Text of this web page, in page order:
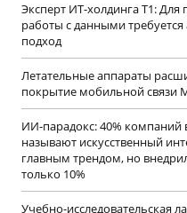
Эксперт ИТ-холдинга Т1:
работы с данными требуется
подход
Летательные аппараты
покрытие мобильной связи
ИИ-парадокс: 40% компаний
называют искусственный
главным трендом, но
только 10%
Учебно-исследовательская